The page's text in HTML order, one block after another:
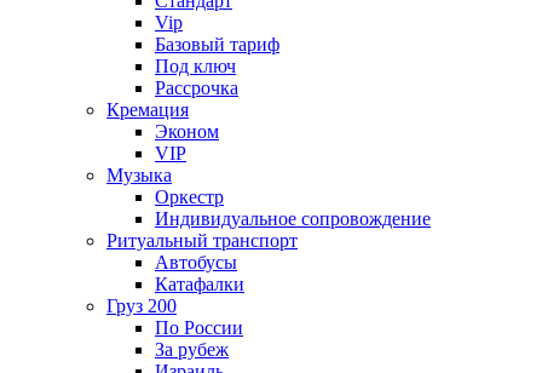
Vip
Базовый тариф
Под ключ
Рассрочка
Кремация
Эконом
VIP
Музыка
Оркестр
Индивидуальное сопровождение
Ритуальный транспорт
Автобусы
Катафалки
Груз 200
По России
За рубеж